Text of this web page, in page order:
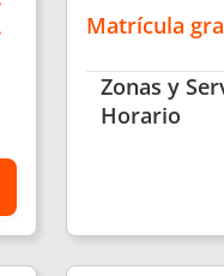
Matrícula
Zonas y
Horario